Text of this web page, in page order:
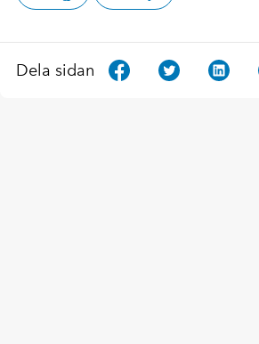
Dela sidan